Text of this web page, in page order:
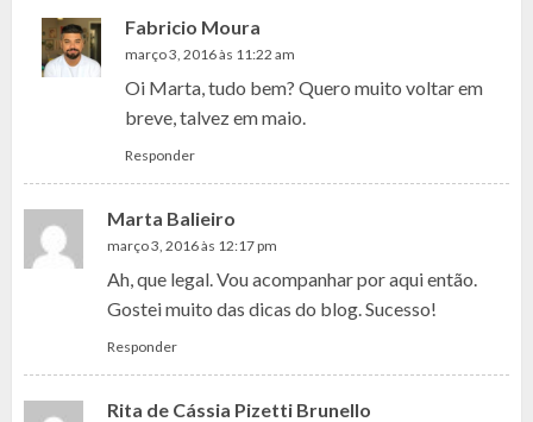
Fabricio Moura
março 3, 2016 às 11:22 am
Oi Marta, tudo bem? Quero muito voltar em
breve, talvez em maio.
Responder
Marta Balieiro
março 3, 2016 às 12:17 pm
Ah, que legal. Vou acompanhar por aqui então.
Gostei muito das dicas do blog. Sucesso!
Responder
Rita de Cássia Pizetti Brunello